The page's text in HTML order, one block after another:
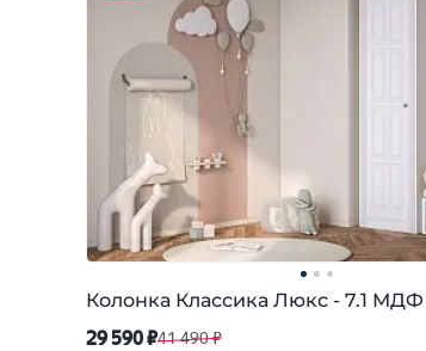
Колонка Классика Люкс - 7.1 МДФ
29 590 ₽41 490 ₽